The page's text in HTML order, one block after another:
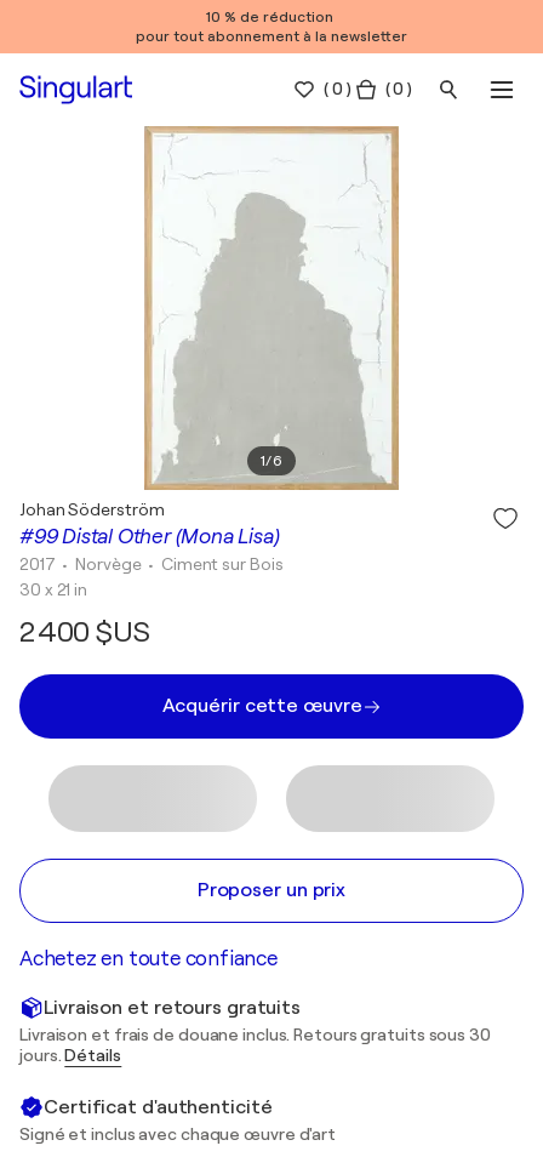
10 % de réduction
pour tout abonnement à la newsletter
(0 ) ( 0 )
1/6
#99 Distal Other (Mona Lisa)
Johan Söderström
2017 • Norvège • Ciment sur Bois
30 x 21 in
2 400 $US
Acquérir cette œuvre
Proposer un prix
Achetez en toute confiance
Livraison et retours gratuits
Livraison et frais de douane inclus. Retours gratuits sous 30
jours.Détails
Certificat d'authenticité
Signé et inclus avec chaque œuvre d'art